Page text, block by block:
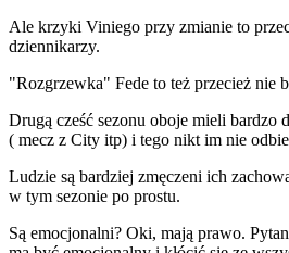
Ale krzyki Viniego przy zmianie to
dziennikarzy.
"Rozgrzewka" Fede to też przecież nie
Drugą cześć sezonu oboje mieli bardzo
( mecz z City itp) i tego nikt im nie
Ludzie są bardziej zmęczeni ich
w tym sezonie po prostu.
Są emocjonalni? Oki, mają prawo.